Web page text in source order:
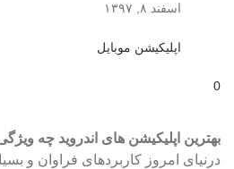
اسفند ۸, ۱۳۹۷
اپلیکیشن موبایل
0
بهترین اپلیکیشن های اندروید چه
درنیای امروز کاربردهای فراوان و